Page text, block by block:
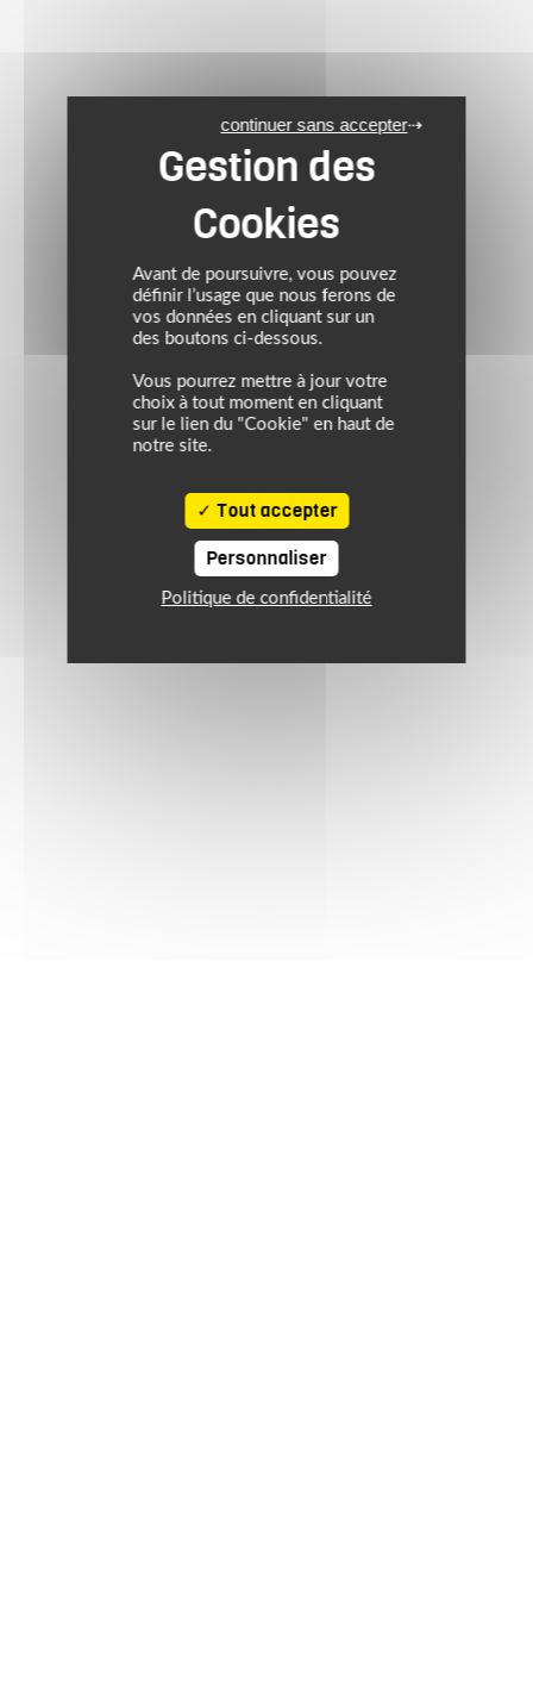
Avant de poursuivre, vous pouvez
définir l’usage que nous ferons de
vos données en cliquant sur un
des boutons ci-dessous.
Vous pourrez mettre à jour votre
choix à tout moment en cliquant
sur le lien du "Cookie" en haut de
notre site.
Tout accepter
continuer sans accepter
Personnaliser
Politique de confidentialité